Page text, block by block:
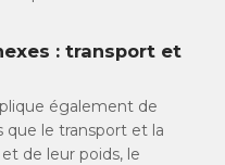
: transport et
également de
que le transport et la
de leur poids, le